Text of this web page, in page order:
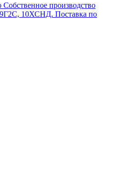
Собственное производство
10ХСНД. Поставка по